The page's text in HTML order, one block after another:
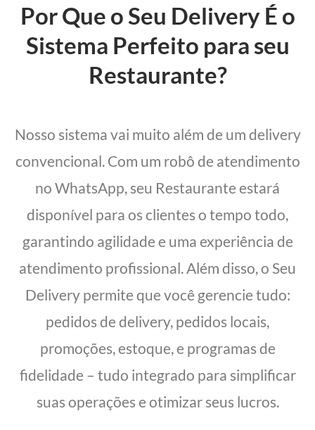
Por Que o Seu Delivery É o
Sistema Perfeito para seu
Restaurante?
Nosso sistema vai muito além de um delivery
convencional. Com um robô de atendimento
no WhatsApp, seu Restaurante estará
disponível para os clientes o tempo todo,
garantindo agilidade e uma experiência de
atendimento profissional. Além disso, o Seu
Delivery permite que você gerencie tudo:
pedidos de delivery, pedidos locais,
promoções, estoque, e programas de
fidelidade – tudo integrado para simplificar
suas operações e otimizar seus lucros.